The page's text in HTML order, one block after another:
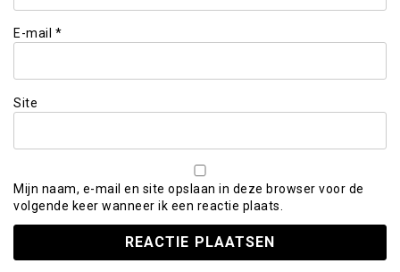
E-mail *
Site
Mijn naam, e-mail en site opslaan in deze browser voor de
volgende keer wanneer ik een reactie plaats.